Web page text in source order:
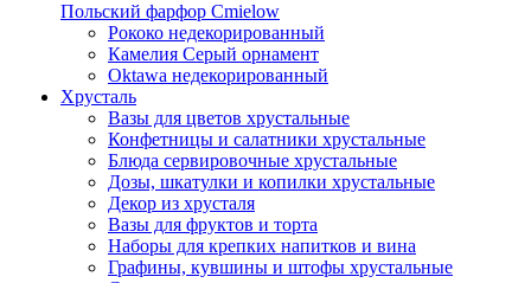
Польский фарфор Сmielow
Рококо недекорированный
Камелия Серый орнамент
Oktawa недекорированный
Хрусталь
Вазы для цветов хрустальные
Конфетницы и салатники хрустальные
Блюда сервировочные хрустальные
Дозы, шкатулки и копилки хрустальные
Декор из хрусталя
Вазы для фруктов и торта
Наборы для крепких напитков и вина
Графины, кувшины и штофы хрустальные